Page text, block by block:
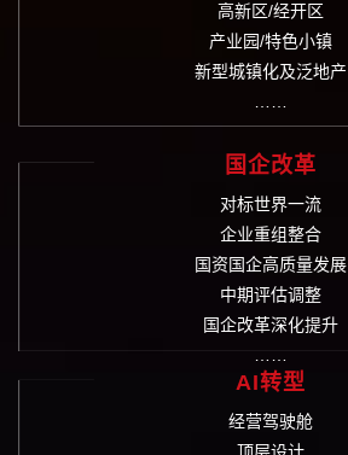
高新区/经开区
产业园/特色小镇
新型城镇化及泛地产
国企改革
对标世界一流
企业重组整合
国资国企高质量发展
中期评估调整
国企改革深化提升
AI转型
经营驾驶舱